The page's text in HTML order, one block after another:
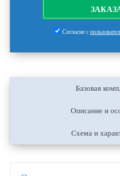
Согласие с
Базовая
Описание и
Схема и